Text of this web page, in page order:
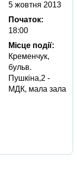
5 жовтня 2013
Початок:
18:00
Місце події:
Кременчук,
бульв.
Пушкіна,2 -
МДК, мала зала